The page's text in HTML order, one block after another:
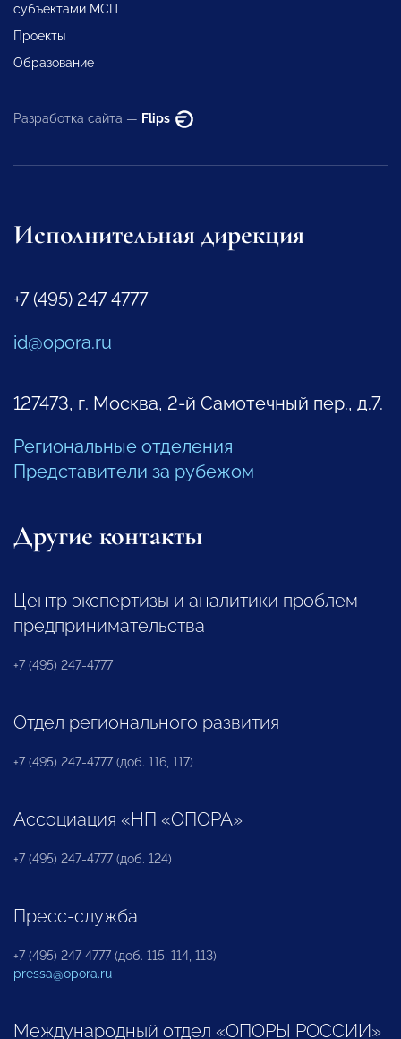
субъектами МСП
Проекты
Образование
Разработка сайта — Flips
Исполнительная дирекция
+7 (495) 247 4777
id@opora.ru
127473, г. Москва, 2-й Самотечный пер., д.7.
Региональные отделения
Представители за рубежом
Другие контакты
Центр экспертизы и аналитики проблем
предпринимательства
+7 (495) 247-4777
Отдел регионального развития
+7 (495) 247-4777 (доб. 116, 117)
Ассоциация «НП «ОПОРА»
+7 (495) 247-4777 (доб. 124)
Пресс-служба
+7 (495) 247 4777 (доб. 115, 114, 113)
pressa@opora.ru
Международный отдел «ОПОРЫ РОССИИ»